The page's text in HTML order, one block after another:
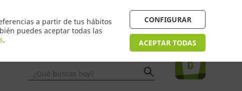
a partir de tus hábitos
puedes aceptar todas las
.
CONFIGURAR
ACEPTAR TODAS
¿Necesitas ayuda? FAQ
Tu compra
0
¿Qué buscas hoy?